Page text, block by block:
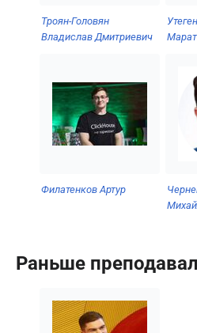
Троян-Головян
Владислав Дмитриевич
Филатенков Артур
Раньше